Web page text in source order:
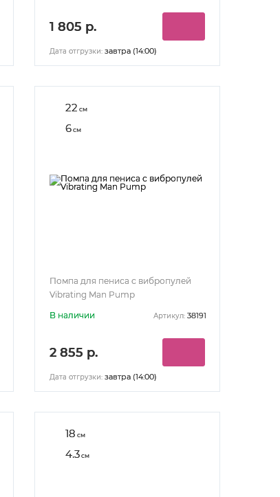
1 805 р.
Дата отгрузки: завтра (14:00)
22 см
6см
Помпа для пениса с вибропулей
Vibrating Man Pump
В наличии
Артикул: 38191
2 855 р.
Дата отгрузки: завтра (14:00)
18 см
4.3см